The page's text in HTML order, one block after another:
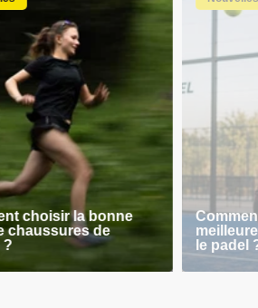
choisir la bonne
chaussures de
?
le padel